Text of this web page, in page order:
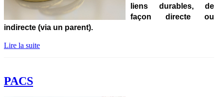
liens durables, de
façon directe ou
indirecte (via un parent).
Lire la suite
PACS